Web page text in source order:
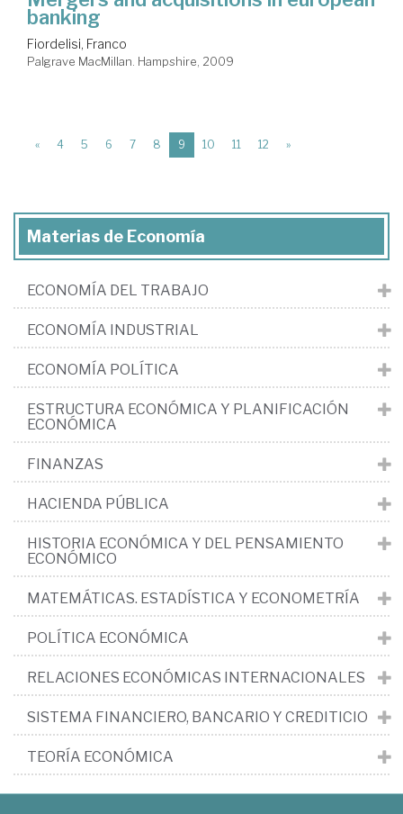
banking
Fiordelisi, Franco
Palgrave MacMillan. Hampshire, 2009
« 4 5 6 7 8 9 (current)
10 11 12 »
Materias de Economía
ECONOMÍA DEL TRABAJO
ECONOMÍA INDUSTRIAL
ECONOMÍA POLÍTICA
ESTRUCTURA ECONÓMICA Y PLANIFICACIÓN
ECONÓMICA
FINANZAS
HACIENDA PÚBLICA
HISTORIA ECONÓMICA Y DEL PENSAMIENTO
ECONÓMICO
MATEMÁTICAS. ESTADÍSTICA Y ECONOMETRÍA
POLÍTICA ECONÓMICA
RELACIONES ECONÓMICAS INTERNACIONALES
SISTEMA FINANCIERO, BANCARIO Y CREDITICIO
TEORÍA ECONÓMICA